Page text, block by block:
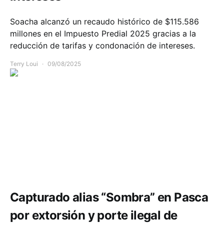
Soacha alcanzó un recaudo histórico de $115.586
millones en el Impuesto Predial 2025 gracias a la
reducción de tarifas y condonación de intereses.
Terry Loui 09/08/2025
Capturado alias “Sombra” en Pasca
por extorsión y porte ilegal de